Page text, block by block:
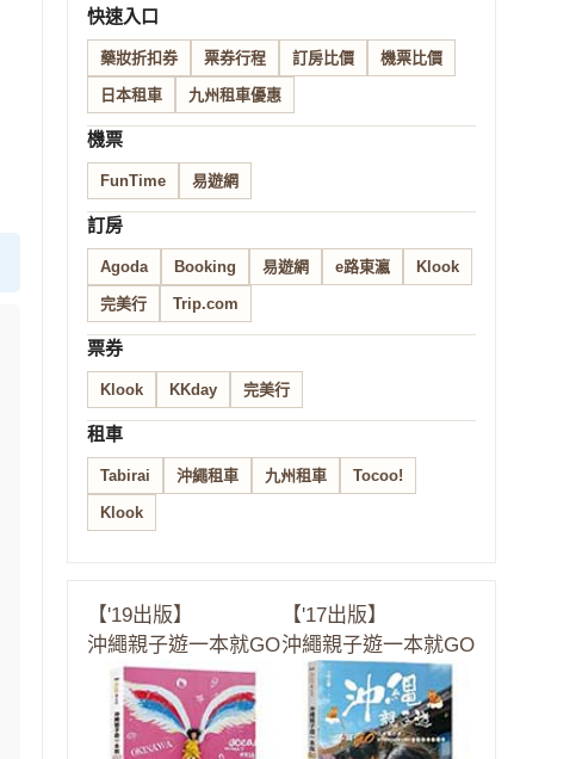
快速入口
藥妝折扣券 票券行程 訂房比價 機票比價
日本租車 九州租車優惠
機票
FunTime 易遊網
訂房
Agoda Booking 易遊網 e路東瀛 Klook
完美行 Trip.com
票券
Klook KKday 完美行
租車
Tabirai 沖繩租車 九州租車 Tocoo!
Klook
【'19出版】
沖繩親子遊一本就GO
【'17出版】
沖繩親子遊一本就GO